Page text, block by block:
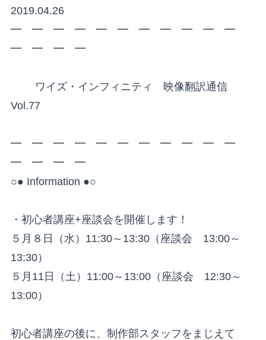
2019.04.26
━ ━ ━ ━ ━ ━ ━ ━ ━ ━ ━
━ ━ ━ ━
ワイズ・インフィニティ 映像翻訳通信
Vol.77
━ ━ ━ ━ ━ ━ ━ ━ ━ ━ ━
━ ━ ━ ━
○● Information ●○
・初心者講座+座談会を開催します！
５月８日（水）11:30～13:30（座談会 13:00～
13:30）
５月11日（土）11:00～13:00（座談会 12:30～
13:00）
初心者講座の後に、制作部スタッフをまじえて